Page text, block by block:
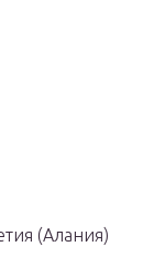
(Алания)